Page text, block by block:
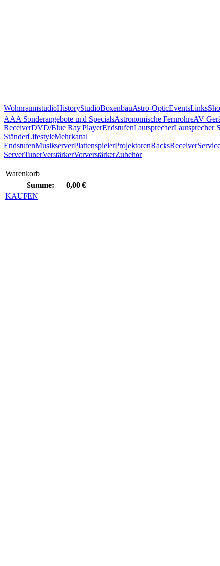
WohnraumstudioHistoryStudioBoxenbauAstro-OpticEventsLinks
AAA Sonderangebote und SpecialsAstronomische FernrohreAV
ReceiverDVD/Blue Ray PlayerEndstufenLautsprecherLautsprecher
StänderLifestyleMehrkanal
EndstufenMusikserverPlattenspielerProjektorenRacksReceiverService
ServerTunerVerstärkerVorverstärkerZubehör
Warenkorb
Summe:
0,00 €
KAUFEN